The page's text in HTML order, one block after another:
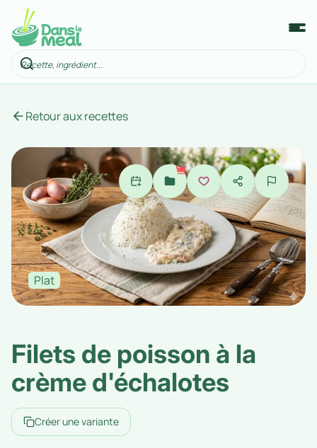
Retour aux recettes
Plat
Filets de poisson à la
crème d'échalotes
Créer une variante